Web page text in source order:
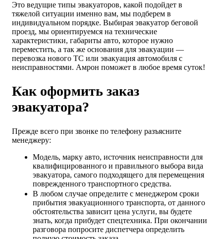
Это ведущие типы эвакуаторов, какой подойдет в
тяжелой ситуации именно вам, мы подберем в
индивидуальном порядке. Выбирая эвакуатор беговой
проезд, мы ориентируемся на технические
характеристики, габариты авто, которое нужно
переместить, а так же основания для эвакуации —
перевозка нового ТС или эвакуация автомобиля с
неисправностями. Амрон поможет в любое время суток!
Как оформить заказ
эвакуатора?
Прежде всего при звонке по телефону разъясните
менеджеру:
Модель, марку авто, источник неисправности для
квалифицированного и правильного выбора вида
эвакуатора, самого подходящего для перемещения
поврежденного транспортного средства.
В любом случае определите с менеджером сроки
прибытия эвакуационного транспорта, от данного
обстоятельства зависит цена услуги, вы будете
знать, когда прибудет спецтехника. При окончании
разговора попросите диспетчера определить